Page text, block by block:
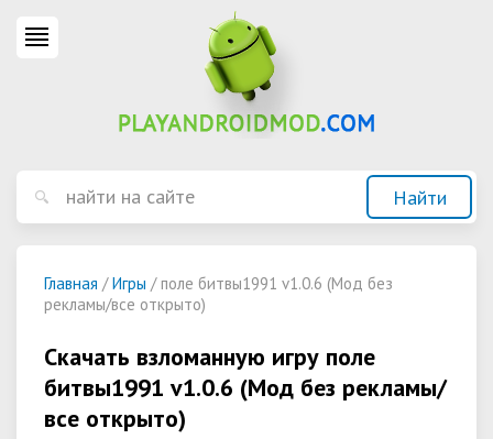
Главная /Игры / поле битвы1991 v1.0.6 (Мод без
рекламы/все открыто)
Скачать взломанную игру поле
битвы1991 v1.0.6 (Мод без рекламы/
все открыто)